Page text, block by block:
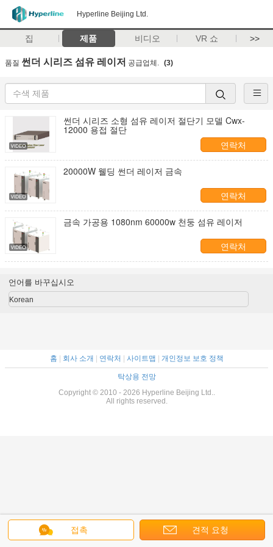
Hyperline Beijing Ltd.
집 제품 비디오 VR 쇼 >>
품질 썬더 시리즈 섬유 레이저 공급업체. (3)
썬더 시리즈 소형 섬유 레이저 절단기 모델 Cwx-
12000 용접 절단
연락처
20000W 웰딩 썬더 레이저 금속
연락처
금속 가공용 1080nm 60000w 천둥 섬유 레이저
연락처
접촉 견적 요청
언어를 바꾸십시오
Korean
홈 회사 소개 연락처 사이트맵 개인정보 보호 정책
탁상용 전망
Copyright © 2010 - 2026 Hyperline Beijing Ltd..
All rights reserved.